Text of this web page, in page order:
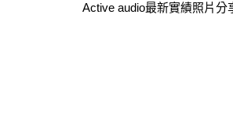
Active audio最新實績照片分